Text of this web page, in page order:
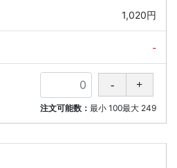
1,020円
-
注文可能数： 最小 100最大 249